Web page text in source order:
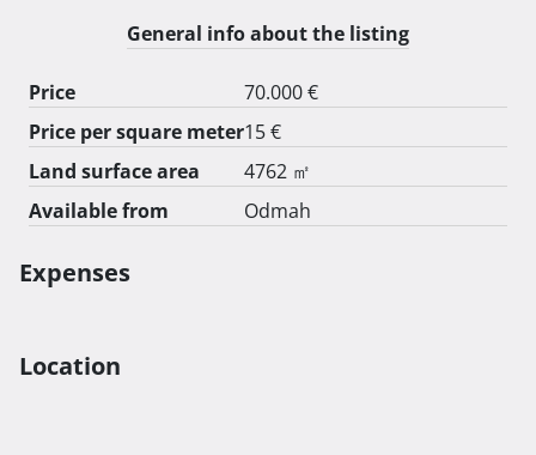
obavezno potkrovlje), ograde trebaju biti zelene ili
drvene kao i kombinacija drveta i zelenila.
Arhitektonsko oblikovanje građevina, oblikovanje
fasada i krovišta, te upotrebljeni građevinski materijali
moraju biti primjereni tradicionalnoj gradnji (Gorski
kotar). Moguća je izgradnja drvenih građevina kao i
montažnih drvenih kuća. Cijena 15 €/m2.
General info about the listing
Price
70.000 €
Price per square meter15 €
Land surface area
4762 ㎡
Available from
Odmah
Expenses
Location